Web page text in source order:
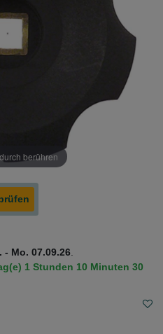
berühren
- Mo. 07.09.26
1 Stunden 10 Minuten 30